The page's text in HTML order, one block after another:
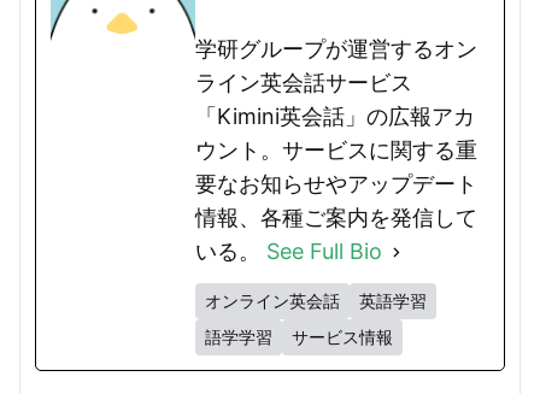
学研グループが運営するオン
ライン英会話サービス
「Kimini英会話」の広報アカ
ウント。サービスに関する重
要なお知らせやアップデート
情報、各種ご案内を発信して
いる。 See Full Bio
オンライン英会話
英語学習
語学学習
サービス情報